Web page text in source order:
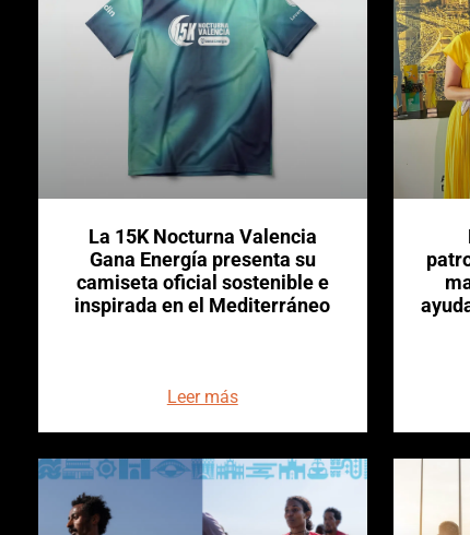
La 15K Nocturna Valencia
Gana Energía presenta su
camiseta oficial sostenible e
inspirada en el Mediterráneo
Leer más